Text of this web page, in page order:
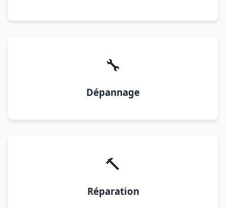
🔧
Dépannage
🔨
Réparation